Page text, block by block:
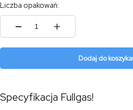
Liczba opakowań:
ilość
Dodaj do koszyka
Specyfikacja Fullgas!